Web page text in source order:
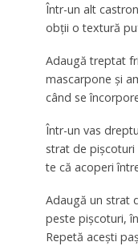
Într-un alt
obții o textură
Adaugă treptat
mascarpone și
când se
Într-un vas
strat de pișcoturi
te că acoperi
Adaugă un strat
peste pișcoturi,
Repetă acești